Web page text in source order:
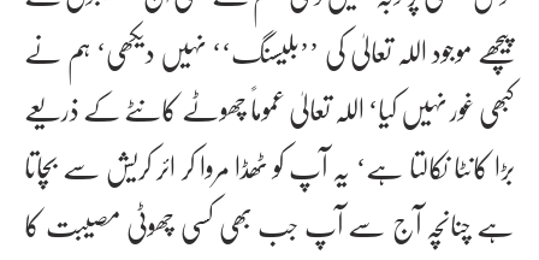
پیچھے موجود اللہ تعالیٰ کی ’’بلیسنگ‘‘ نہیں دیکھی‘ ہم نے
کبھی غور نہیں کیا‘ اللہ تعالیٰ عموماً چھوٹے کانٹے کے ذریعے
بڑا کانٹا نکالتا ہے‘ یہ آپ کو ٹھڈا مروا کر ائر کریش سے بچاتا
ہے چناںچہ آج سے آپ جب بھی کسی چھوٹی مصیبت کا